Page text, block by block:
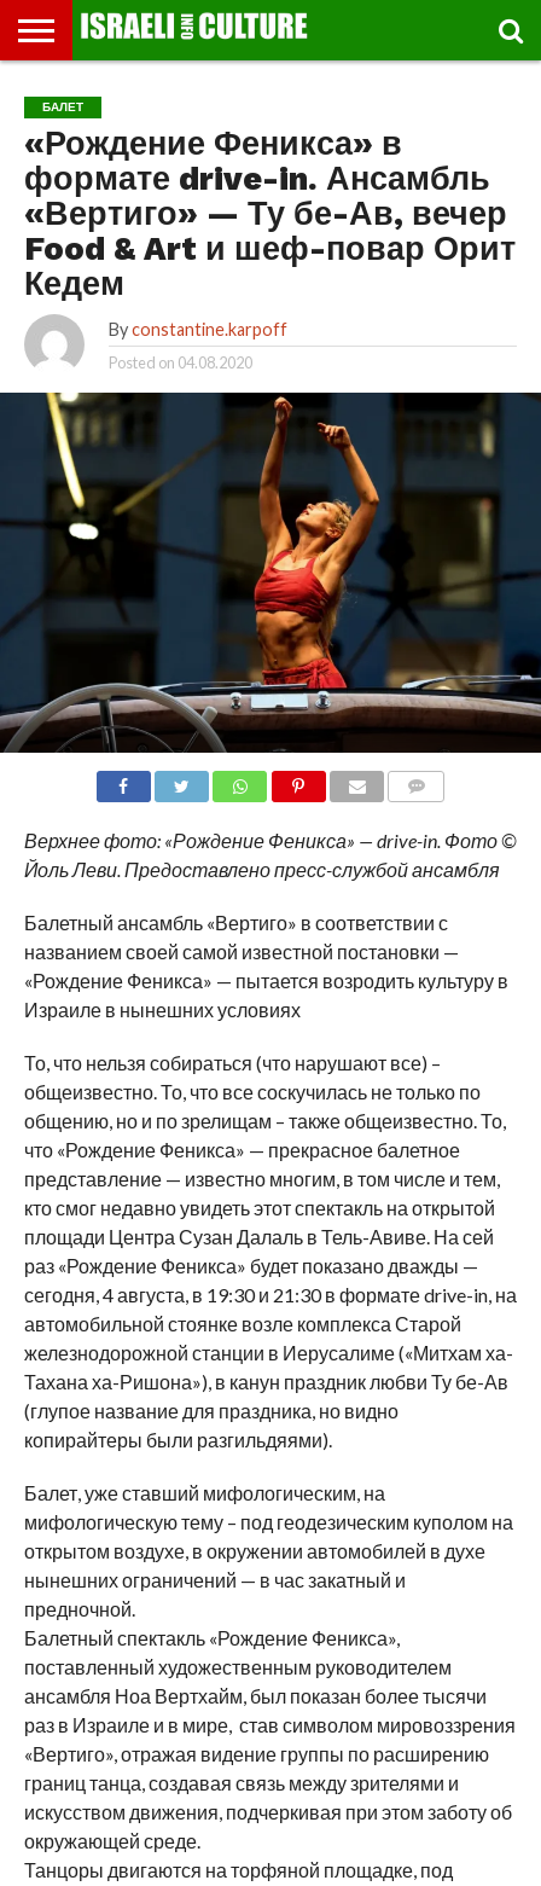
МУЗЕИ
СТРАНА
ФЕСТИВАЛЕЙ
ТЕАТР
КНИГИ.
ТЕКСТЫ
МУЗЫКА
РЕЛИГИЯ/
ИСТОРИЯ
ДВИЖЕНИЕ
ДЕТИ
ВЫХОДНОГО
ДНЯ
МАРШРУТЫ
ПРОГУЛЬЩИКА
ВИДЕО-
РЕЧИ
ВПЕЧАТЛЕНИЯ
ВСТРЕЧИ
И
ЛЕКЦИИ
ИНТЕРВЬЮ
КИНО
TEL
AVIV
GLOBAL
БАЛЕТ
«Рождение Феникса» в
формате drive-in. Ансамбль
«Вертиго» — Ту бе-Ав, вечер
Food & Art и шеф-повар Орит
Кедем
By constantine.karpoff
Posted on 04.08.2020
Верхнее фото: «Рождение Феникса» — drive-in. Фото ©
Йоль Леви. Предоставлено пресс-службой ансамбля
Балетный ансамбль «Вертиго» в соответствии с
названием своей самой известной постановки —
«Рождение Феникса» — пытается возродить культуру в
Израиле в нынешних условиях
То, что нельзя собираться (что нарушают все) –
общеизвестно. То, что все соскучилась не только по
общению, но и по зрелищам – также общеизвестно. То,
что «Рождение Феникса» — прекрасное балетное
представление — известно многим, в том числе и тем,
кто смог недавно увидеть этот спектакль на открытой
площади Центра Сузан Далаль в Тель-Авиве. На сей
раз «Рождение Феникса» будет показано дважды —
сегодня, 4 августа, в 19:30 и 21:30 в формате drive-in, на
автомобильной стоянке возле комплекса Старой
железнодорожной станции в Иерусалиме («Митхам ха-
Тахана ха-Ришона»), в канун праздник любви Ту бе-Ав
(глупое название для праздника, но видно
копирайтеры были разгильдяями).
Балет, уже ставший мифологическим, на
мифологическую тему – под геодезическим куполом на
открытом воздухе, в окружении автомобилей в духе
нынешних ограничений — в час закатный и
предночной.
Балетный спектакль «Рождение Феникса»,
поставленный художественным руководителем
ансамбля Ноа Вертхайм, был показан более тысячи
раз в Израиле и в мире, став символом мировоззрения
«Вертиго», отражая видение группы по расширению
границ танца, создавая связь между зрителями и
искусством движения, подчеркивая при этом заботу об
окружающей среде.
Танцоры двигаются на торфяной площадке, под